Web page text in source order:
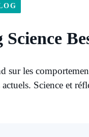
sur les
Science et